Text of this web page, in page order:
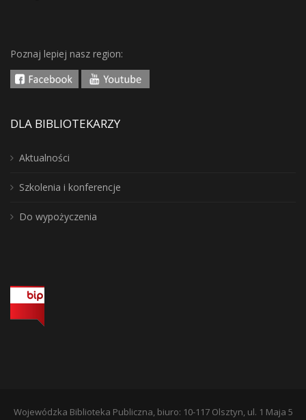
Poznaj lepiej nasz region:
DLA BIBLIOTEKARZY
Aktualności
Szkolenia i konferencje
Do wypożyczenia
Wojewódzka Biblioteka Publiczna, biuro: 10-117 Olsztyn, ul. 1 Maja 5